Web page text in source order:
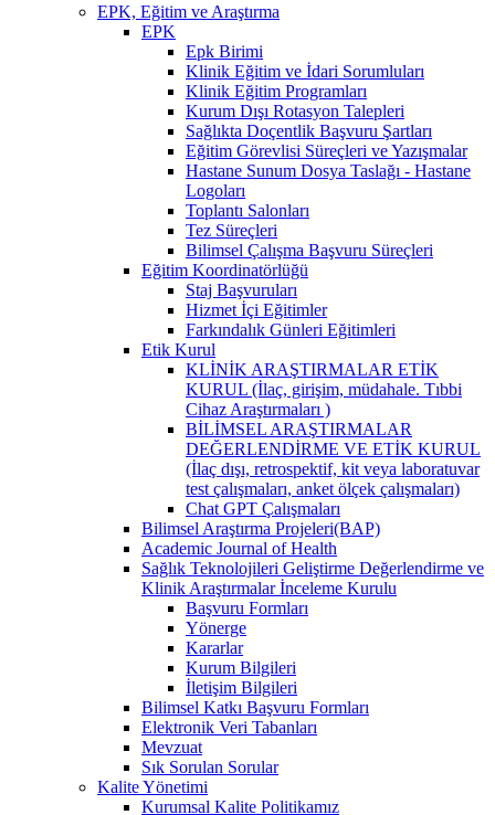
EPK, Eğitim ve Araştırma
EPK
Epk Birimi
Klinik Eğitim ve İdari Sorumluları
Klinik Eğitim Programları
Kurum Dışı Rotasyon Talepleri
Sağlıkta Doçentlik Başvuru Şartları
Eğitim Görevlisi Süreçleri ve Yazışmalar
Hastane Sunum Dosya Taslağı - Hastane
Logoları
Toplantı Salonları
Tez Süreçleri
Bilimsel Çalışma Başvuru Süreçleri
Eğitim Koordinatörlüğü
Staj Başvuruları
Hizmet İçi Eğitimler
Farkındalık Günleri Eğitimleri
Etik Kurul
KLİNİK ARAŞTIRMALAR ETİK
KURUL (İlaç, girişim, müdahale. Tıbbi
Cihaz Araştırmaları )
BİLİMSEL ARAŞTIRMALAR
DEĞERLENDİRME VE ETİK KURUL
(İlaç dışı, retrospektif, kit veya laboratuvar
test çalışmaları, anket ölçek çalışmaları)
Chat GPT Çalışmaları
Bilimsel Araştırma Projeleri(BAP)
Academic Journal of Health
Sağlık Teknolojileri Geliştirme Değerlendirme ve
Klinik Araştırmalar İnceleme Kurulu
Başvuru Formları
Yönerge
Kararlar
Kurum Bilgileri
İletişim Bilgileri
Bilimsel Katkı Başvuru Formları
Elektronik Veri Tabanları
Mevzuat
Sık Sorulan Sorular
Kalite Yönetimi
Kurumsal Kalite Politikamız